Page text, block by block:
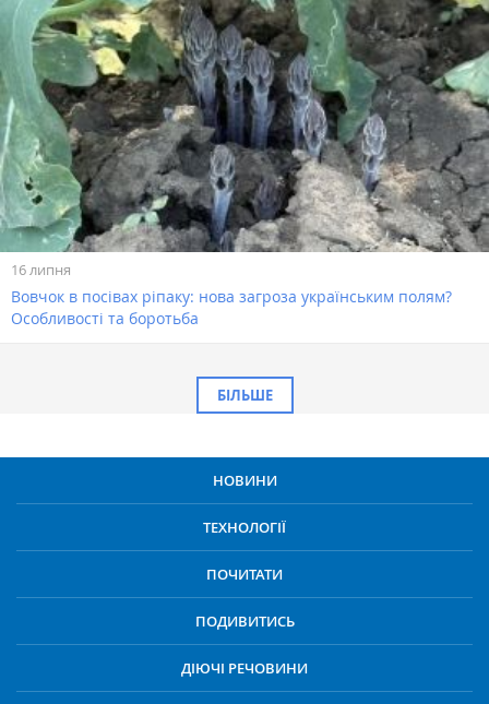
16 липня
Вовчок в посівах ріпаку: нова загроза українським полям?
Особливості та боротьба
БІЛЬШЕ
НОВИНИ
ТЕХНОЛОГІЇ
ПОЧИТАТИ
ПОДИВИТИСЬ
ДІЮЧІ РЕЧОВИНИ